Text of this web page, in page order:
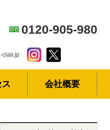
0120-905-980
clair.jp
ス 会社概要